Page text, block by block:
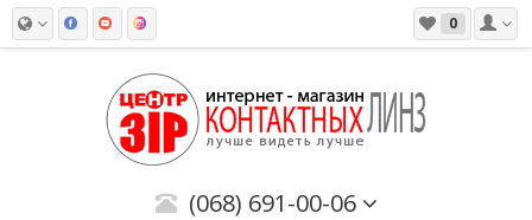
0
(068) 691-00-06